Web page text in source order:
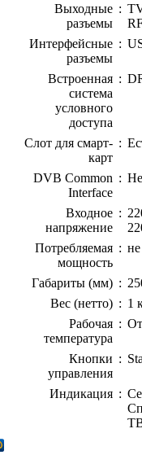
Выходные
разъемы
:
Интерфейсные
разъемы
:
Встроенная
система
условного
доступа
:
Слот для смарт-
карт
:
DVB Common
Interface
:
Входное
напряжение
:
Потребляемая
мощность
:
Габариты (мм) :
Вес (нетто) : 1
Рабочая
температура
:
Кнопки
управления
:
Индикация :